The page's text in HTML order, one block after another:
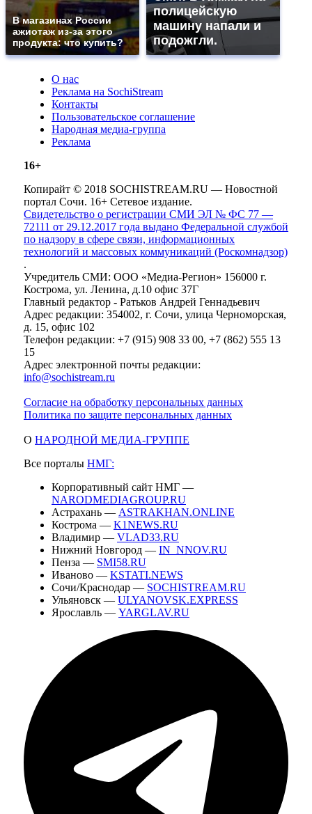
В магазинах России
ажиотаж из-за этого
продукта: что купить?
полицейскую
машину напали и
подожгли.
О нас
Реклама на SochiStream
Контакты
Пользовательское соглашение
Народная медиа-группа
Реклама
16+
Копирайт © 2018 SOCHISTREAM.RU — Новостной
портал Сочи. 16+ Сетевое издание.
Свидетельство о регистрации СМИ ЭЛ № ФС 77 —
72111 от 29.12.2017 года выдано Федеральной службой
по надзору в сфере связи, информационных
технологий и массовых коммуникаций (Роскомнадзор)
.
Учредитель СМИ: ООО «Медиа-Регион» 156000 г.
Кострома, ул. Ленина, д.10 офис 37Г
Главный редактор - Ратьков Андрей Геннадьевич
Адрес редакции: 354002, г. Сочи, улица Черноморская,
д. 15, офис 102
Телефон редакции: +7 (915) 908 33 00, +7 (862) 555 13
15
Адрес электронной почты редакции:
info@sochistream.ru
Согласие на обработку персональных данных
Политика по защите персональных данных
О НАРОДНОЙ МЕДИА-ГРУППЕ
Все порталы НМГ:
Корпоративный сайт НМГ —
NARODMEDIAGROUP.RU
Астрахань — ASTRAKHAN.ONLINE
Кострома — K1NEWS.RU
Владимир — VLAD33.RU
Нижний Новгород — IN_NNOV.RU
Пенза — SMI58.RU
Иваново — KSTATI.NEWS
Сочи/Краснодар — SOCHISTREAM.RU
Ульяновск — ULYANOVSK.EXPRESS
Ярославль — YARGLAV.RU